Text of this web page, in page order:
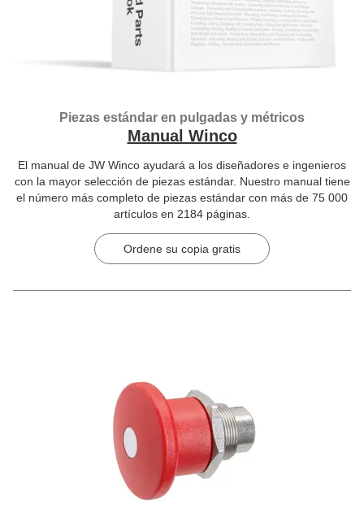
Piezas estándar en pulgadas y métricos
Manual Winco
El manual de JW Winco ayudará a los diseñadores e ingenieros
con la mayor selección de piezas estándar. Nuestro manual tiene
el número más completo de piezas estándar con más de 75 000
artículos en 2184 páginas.
Ordene su copia gratis